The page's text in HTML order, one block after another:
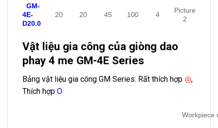
GM-
4E-
D20.0
20 20 45 100 4
Picture
2
Vật liệu gia công của giòng dao
phay 4 me GM-4E Series
Bảng vật liệu gia công GM Series: Rất thích hợp ◎,
Thích hợp Ο
Workpiece